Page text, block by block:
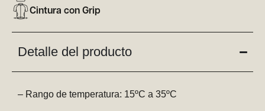
Cintura con Grip
Detalle del producto
– Rango de temperatura: 15ºC a 35ºC